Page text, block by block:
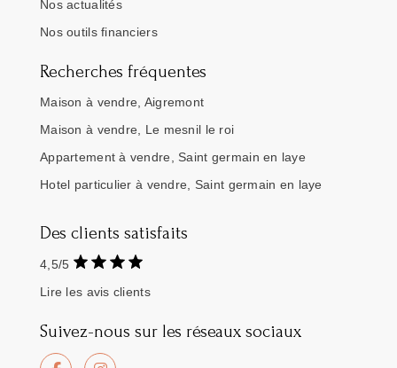
Nos actualités
Nos outils financiers
Recherches fréquentes
Maison à vendre, Aigremont
Maison à vendre, Le mesnil le roi
Appartement à vendre, Saint germain en laye
Hotel particulier à vendre, Saint germain en laye
Des clients satisfaits
4,5/5
Lire les avis clients
Suivez-nous sur les réseaux sociaux